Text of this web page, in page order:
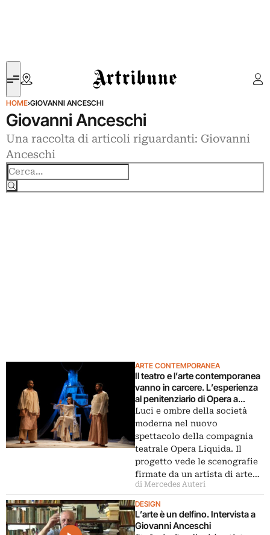
Artribune
HOME›GIOVANNI ANCESCHI
Giovanni Anceschi
Una raccolta di articoli riguardanti: Giovanni
Anceschi
ARTE CONTEMPORANEA
Il teatro e l’arte contemporanea
vanno in carcere. L’esperienza
al penitenziario di Opera a
Milano
Luci e ombre della società
moderna nel nuovo
spettacolo della compagnia
teatrale Opera Liquida. Il
progetto vede le scenografie
firmate da un artista di arte…
di Mercedes Auteri
DESIGN
L’arte è un delfino. Intervista a
Giovanni Anceschi